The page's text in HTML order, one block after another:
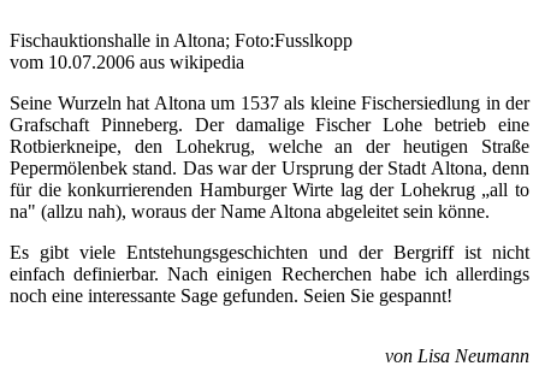
Fischauktionshalle in Altona; Foto:Fusslkopp
vom 10.07.2006 aus wikipedia
Seine Wurzeln hat Altona um 1537 als kleine Fischersiedlung in der
Grafschaft Pinneberg. Der damalige Fischer Lohe betrieb eine
Rotbierkneipe, den Lohekrug, welche an der heutigen Straße
Pepermölenbek stand. Das war der Ursprung der Stadt Altona, denn
für die konkurrierenden Hamburger Wirte lag der Lohekrug „all to
na" (allzu nah), woraus der Name Altona abgeleitet sein könne.
Es gibt viele Entstehungsgeschichten und der Bergriff ist nicht
einfach definierbar. Nach einigen Recherchen habe ich allerdings
noch eine interessante Sage gefunden. Seien Sie gespannt!
von Lisa Neumann